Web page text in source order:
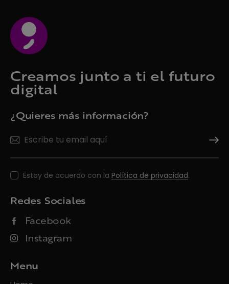
Creamos junto a ti el futuro
digital
¿Quieres más información?
Estoy de acuerdo con la Política de privacidad.
Redes Sociales
Facebook
Instagram
Menu